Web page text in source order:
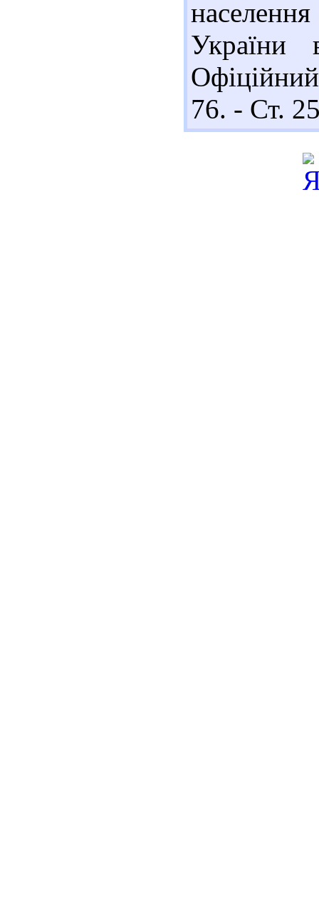
76. - Ст.